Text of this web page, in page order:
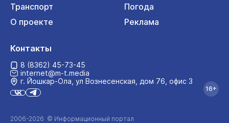
Транспорт
Погода
О проекте
Реклама
2006-2026 © Информационный портал
Контакты
8 (8362) 45-73-45
internet@m-t.media
г. Йошкар‑Ола, ул Вознесенская, дом 76, офис 3
16+